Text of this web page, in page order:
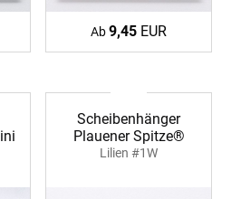
Ab9,45 EUR
Scheibenhänger
Plauener Spitze®
Lilien #1W